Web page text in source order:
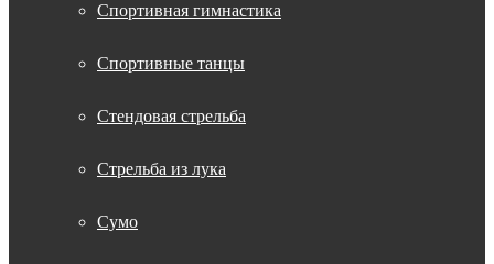
Спортивная гимнастика
Спортивные танцы
Стендовая стрельба
Стрельба из лука
Сумо